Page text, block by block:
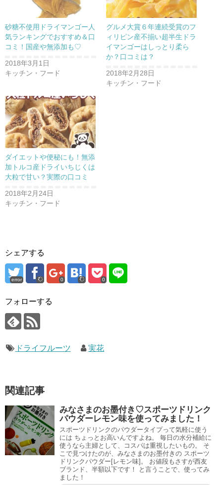
ウ
ィ
ン
ド
ウ
開
き
ま
す
ッ
ク
し
て
く
だ
さ
い
新
し
い
ド
ウ
で
開
き
ま
す
)
砂糖不使用ドライマンゴー人
気ランキングでおすすめ＆口
コミ！国産や無添加も♡
2018年3月1日
キッチン・フード
グルメ大賞６年連続受賞のフ
ィリピン産不揃い超半生ドラ
イマンゴーはしっとり柔ら
か？口コミは？
2018年2月28日
キッチン・フード
ダイエットや便秘にも！無添
加トルコ産ドライいちじくは
大粒で甘い？実際の口コミ
2018年2月24日
キッチン・フード
シェアする
error 0 0
フォローする
ドライフルーツ 実花
関連記事
みなさまのお墨付き♡スポーツドリンク
パウダーレモン味を使ってみました！
スポーツドリンクのパウダータイプって気軽に使う
には ちょっとお高いんですよね。 毎日の水分補給に
使うなら主婦として、コスパは重視したいもの。 そ
こで見つけたのが、みなさまのお墨付きの スポーツ
ドリンクパウダー[レモン味]。 お値段もさすが西友
ブランド、半額以下です！ と言うことで、使ってみ
ました！